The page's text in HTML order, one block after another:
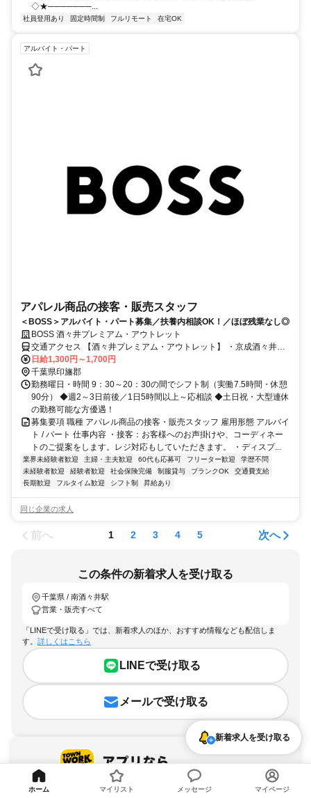
◇★───────...
社員登用あり 固定時間制 フルリモート 在宅OK
アルバイト・パート
アパレル商品の接客・販売スタッフ
＜BOSS＞アルバイト・パート募集／扶養内相談OK！／ほぼ残業なし◎
BOSS 酒々井プレミアム・アウトレット
交通アクセス 【酒々井プレミアム・アウトレット】 ・京成酒々井駅
から路線バス約20分 ・JR酒々井駅から路線バス約15分
日給1,300円～1,700円
千葉県印旛郡
勤務曜日・時間 9：30～20：30の間でシフト制（実働7.5時間・休憩
90分） ◆週2～3日前後／1日5時間以上～応相談 ◆土日祝・大型連休
の勤務可能な方優遇！
募集要項 職種 アパレル商品の接客・販売スタッフ 雇用形態 アルバイ
ト / パート 仕事内容 ・接客：お客様へのお声掛けや、コーディネー
トのご提案をします。レジ対応もしていただきます。 ・ディスプ...
業界未経験者歓迎 主婦・主夫歓迎 60代も応募可 フリーター歓迎
学歴不問
未経験者歓迎
経験者歓迎 社会保険完備 制服貸与 ブランクOK
交通費支給
長期歓迎
フルタイム歓迎 シフト制 昇給あり
同じ企業の求人
前へ 1 2 3 4 5 次へ
この条件の新着求人を受け取る
千葉県 / 南酒々井駅
営業・販売すべて
「LINEで受け取る」では、新着求人のほか、おすすめ情報なども配信しま
す。 詳しくはこちら
LINEで受け取る
メールで受け取る
新着求人を受け取る
ホーム マイリスト メッセージ マイページ